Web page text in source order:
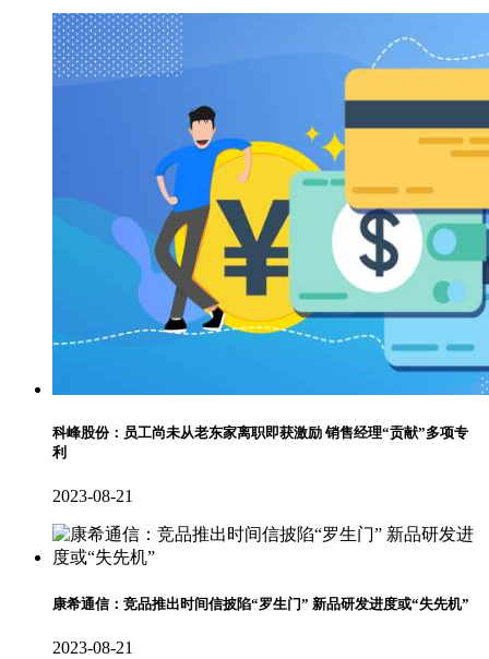
科峰股份：员工尚未从老东家离职即获激励 销售经理“贡献”多项专
利
2023-08-21
康希通信：竞品推出时间信披陷“罗生门” 新品研发进度或“失先机”
2023-08-21